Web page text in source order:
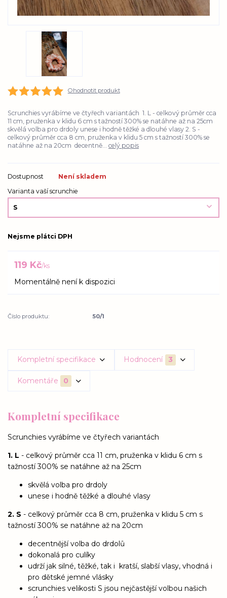
Ohodnotit produkt
Scrunchies vyrábíme ve čtyřech variantách 1. L - celkový průměr cca
11 cm, pruženka v klidu 6 cm s tažností 300% se natáhne až na 25cm
skvělá volba pro drdoly unese i hodně těžké a dlouhé vlasy 2. S -
celkový průměr cca 8 cm, pruženka v klidu 5 cm s tažností 300% se
natáhne až na 20cm decentně... celý popis
Dostupnost
Není skladem
Varianta vaší scrunchie
Nejsme plátci DPH
119 Kč/ks
Momentálně není k dispozici
Číslo produktu: 50/1
Kompletní specifikace Hodnocení 3
Komentáře 0
Kompletní specifikace
Scrunchies vyrábíme ve čtyřech variantách
1. L - celkový průměr cca 11 cm, pruženka v klidu 6 cm s
tažností 300% se natáhne až na 25cm
skvělá volba pro drdoly
unese i hodně těžké a dlouhé vlasy
2. S - celkový průměr cca 8 cm, pruženka v klidu 5 cm s
tažností 300% se natáhne až na 20cm
decentnější volba do drdolů
dokonalá pro culíky
udrží jak silné, těžké, tak i kratší, slabší vlasy, vhodná i
pro dětské jemné vlásky
scrunchies velikosti S jsou nejčastější volbou našich